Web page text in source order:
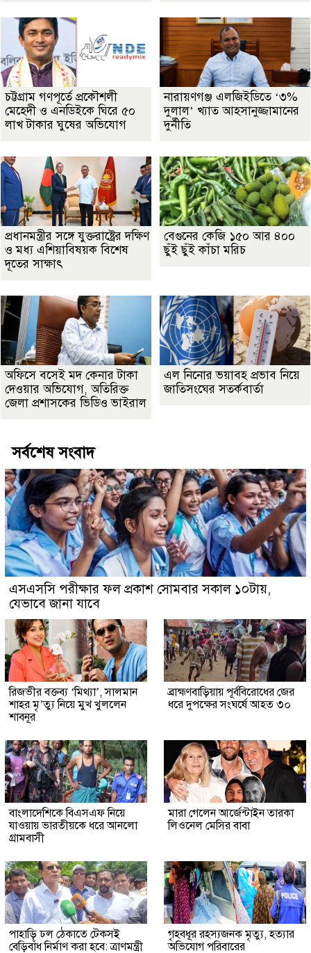
চট্টগ্রাম গণপূর্তে প্রকৌশলী
মেহেদী ও এনডিইকে ঘিরে ৫০
লাখ টাকার ঘুষের অভিযোগ
নারায়ণগঞ্জ এলজিইডিতে ‘৩%
দুলাল’ খ্যাত আহসানুজ্জামানের
দুর্নীতি
প্রধানমন্ত্রীর সঙ্গে যুক্তরাষ্ট্রের দক্ষিণ
ও মধ্য এশিয়াবিষয়ক বিশেষ
দূতের সাক্ষাৎ
বেগুনের কেজি ১৫০ আর ৪০০
ছুঁই ছুঁই কাঁচা মরিচ
অফিসে বসেই মদ কেনার টাকা
দেওয়ার অভিযোগ, অতিরিক্ত
জেলা প্রশাসকের ভিডিও ভাইরাল
এল নিনোর ভয়াবহ প্রভাব নিয়ে
জাতিসংঘের সতর্কবার্তা
সর্বশেষ সংবাদ
এসএসসি পরীক্ষার ফল প্রকাশ সোমবার সকাল ১০টায়,
যেভাবে জানা যাবে
রিজভীর বক্তব্য ‘মিথ্যা’, সালমান
শাহর মৃ’ত্যু নিয়ে মুখ খুললেন
শাবনূর
ব্রাহ্মণবাড়িয়ায় পূর্ববিরোধের জের
ধরে দুপক্ষের সংঘর্ষে আহত ৩০
বাংলাদেশিকে বিএসএফ নিয়ে
যাওয়ায় ভারতীয়কে ধরে আনলো
গ্রামবাসী
মারা গেলেন আর্জেন্টাইন তারকা
লিওনেল মেসির বাবা
পাহাড়ি ঢল ঠেকাতে টেকসই
বেড়িবাঁধ নির্মাণ করা হবে: ত্রাণমন্ত্রী
গৃহবধূর রহস্যজনক মৃত্যু, হত্যার
অভিযোগ পরিবারের